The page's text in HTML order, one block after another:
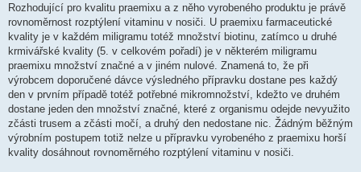
Rozhodující pro kvalitu praemixu a z něho vyrobeného produktu je právě
rovnoměrnost rozptýlení vitaminu v nosiči. U praemixu farmaceutické
kvality je v každém miligramu totéž množství biotinu, zatímco u druhé
krmivářské kvality (5. v celkovém pořadí) je v některém miligramu
praemixu množství značné a v jiném nulové. Znamená to, že při
výrobcem doporučené dávce výsledného přípravku dostane pes každý
den v prvním případě totéž potřebné mikromnožství, kdežto ve druhém
dostane jeden den množství značné, které z organismu odejde nevyužito
zčásti trusem a zčásti močí, a druhý den nedostane nic. Žádným běžným
výrobním postupem totiž nelze u přípravku vyrobeného z praemixu horší
kvality dosáhnout rovnoměrného rozptýlení vitaminu v nosiči.